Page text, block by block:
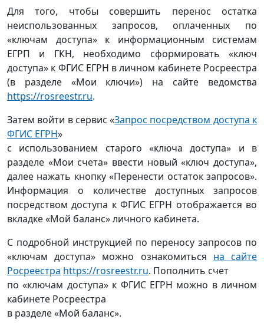
Для того, чтобы совершить перенос остатка
неиспользованных запросов, оплаченных по
«ключам доступа» к информационным системам
ЕГРП и ГКН, необходимо сформировать «ключ
доступа» к ФГИС ЕГРН в личном кабинете Росреестра
(в разделе «Мои ключи») на сайте ведомства
https://rosreestr.ru.
Затем войти в сервис «Запрос посредством доступа к
ФГИС ЕГРН»
с использованием старого «ключа доступа» и в
разделе «Мои счета» ввести новый «ключ доступа»,
далее нажать кнопку «Перенести остаток запросов».
Информация о количестве доступных запросов
посредством доступа к ФГИС ЕГРН отображается во
вкладке «Мой баланс» личного кабинета.
С подробной инструкцией по переносу запросов по
«ключам доступа» можно ознакомиться на сайте
Росреестра https://rosreestr.ru. Пополнить счет
по «ключам доступа» к ФГИС ЕГРН можно в личном
кабинете Росреестра
в разделе «Мой баланс».